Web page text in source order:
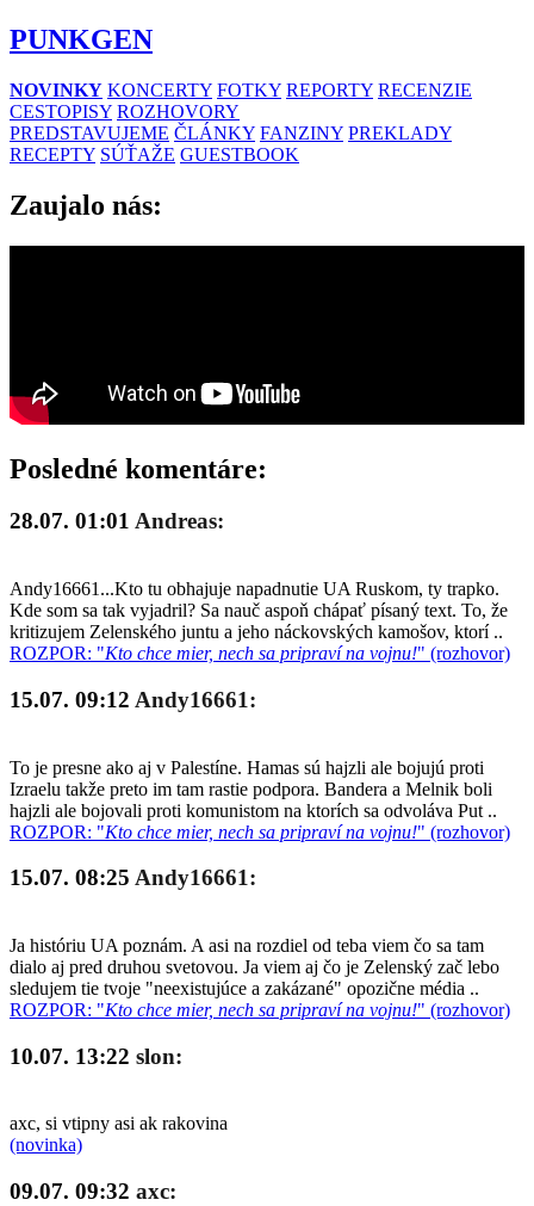
PUNKGEN
NOVINKY KONCERTY FOTKY REPORTY RECENZIE
CESTOPISY ROZHOVORY
PREDSTAVUJEME ČLÁNKY FANZINY PREKLADY
RECEPTY SÚŤAŽE GUESTBOOK
Zaujalo nás:
Posledné komentáre:
28.07. 01:01 Andreas:
Andy16661...Kto tu obhajuje napadnutie UA Ruskom, ty trapko.
Kde som sa tak vyjadril? Sa nauč aspoň chápať písaný text. To, že
kritizujem Zelenského juntu a jeho náckovských kamošov, ktorí ..
ROZPOR: "Kto chce mier, nech sa pripraví na vojnu!" (rozhovor)
15.07. 09:12 Andy16661:
To je presne ako aj v Palestíne. Hamas sú hajzli ale bojujú proti
Izraelu takže preto im tam rastie podpora. Bandera a Melnik boli
hajzli ale bojovali proti komunistom na ktorích sa odvoláva Put ..
ROZPOR: "Kto chce mier, nech sa pripraví na vojnu!" (rozhovor)
15.07. 08:25 Andy16661:
Ja históriu UA poznám. A asi na rozdiel od teba viem čo sa tam
dialo aj pred druhou svetovou. Ja viem aj čo je Zelenský zač lebo
sledujem tie tvoje "neexistujúce a zakázané" opozične média ..
ROZPOR: "Kto chce mier, nech sa pripraví na vojnu!" (rozhovor)
10.07. 13:22 slon:
axc, si vtipny asi ak rakovina
(novinka)
09.07. 09:32 axc: